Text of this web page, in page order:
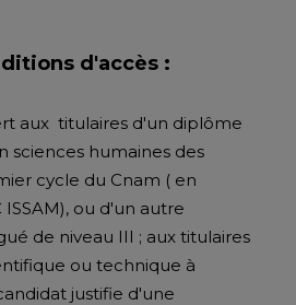
d'accès :
aux titulaires d'un diplôme
sciences humaines des
cycle du Cnam ( en
ou d'un autre
de niveau III ; aux titulaires
ou technique à
justifie d'une